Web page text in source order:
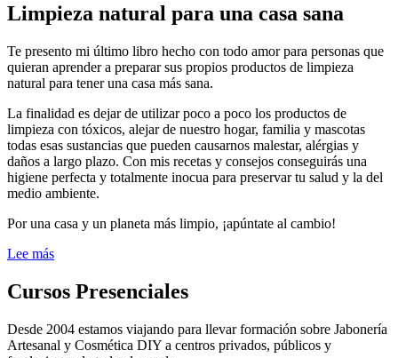
Limpieza natural para una casa sana
Te presento mi último libro hecho con todo amor para personas que
quieran aprender a preparar sus propios productos de limpieza
natural para tener una casa más sana.
La finalidad es dejar de utilizar poco a poco los productos de
limpieza con tóxicos, alejar de nuestro hogar, familia y mascotas
todas esas sustancias que pueden causarnos malestar, alérgias y
daños a largo plazo. Con mis recetas y consejos conseguirás una
higiene perfecta y totalmente inocua para preservar tu salud y la del
medio ambiente.
Por una casa y un planeta más limpio, ¡apúntate al cambio!
Lee más
Cursos Presenciales
Desde 2004 estamos viajando para llevar formación sobre Jabonería
Artesanal y Cosmética DIY a centros privados, públicos y